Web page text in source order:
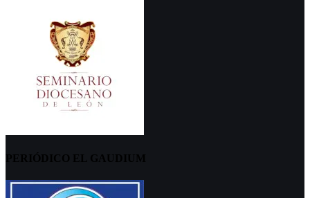
PERIÓDICO EL GAUDIUM